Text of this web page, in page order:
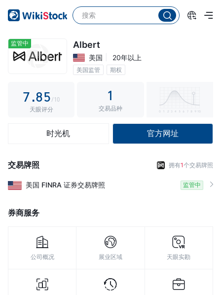
监管中 Albert
美国 20年以上
美国监管 期权
2
4
5
7
8
.
3
6
8
9
0
3
5
6
7
/10
天眼评分
1
交易品种
时光机 官方网址
交易牌照 拥有1个交易牌照
美国 FINRA 证券交易牌照 监管中
券商服务
公司概况 展业区域 天眼实勘